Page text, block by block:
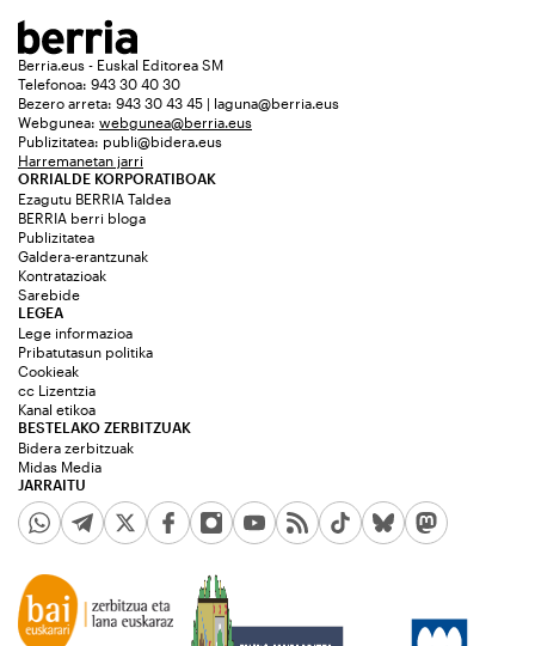
Berria.eus - Euskal Editorea SM
Telefonoa: 943 30 40 30
Bezero arreta: 943 30 43 45 | laguna@berria.eus
Webgunea: webgunea@berria.eus
Publizitatea: publi@bidera.eus
Harremanetan jarri
ORRIALDE KORPORATIBOAK
Ezagutu BERRIA Taldea
BERRIA berri bloga
Publizitatea
Galdera-erantzunak
Kontratazioak
Sarebide
JARRAITU
LEGEA
Lege informazioa
Pribatutasun politika
Cookieak
cc Lizentzia
Kanal etikoa
BESTELAKO ZERBITZUAK
Bidera zerbitzuak
Midas Media